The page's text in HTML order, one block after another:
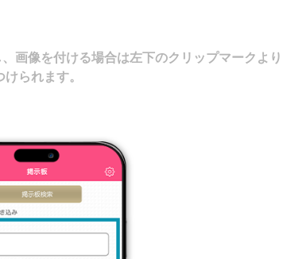
画像を付ける場合は左下のクリップマークより
けられます。